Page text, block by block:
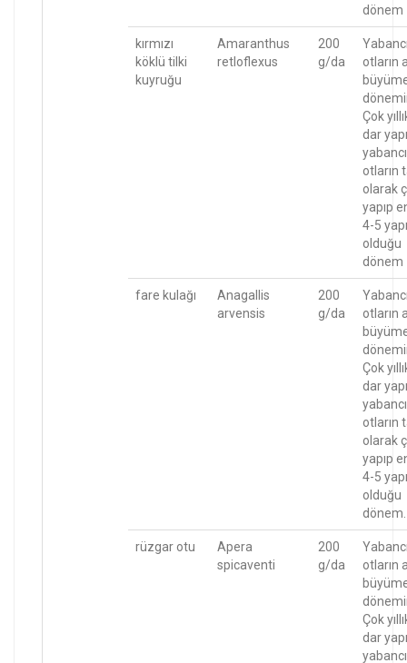
dönem
kırmızı
köklü tilki
kuyruğu
Amaranthus
retloflexus
200
g/da
otların
Çok
dar
yabancı
otların
olarak
yapıp
4-5
olduğu
dönem
fare kulağı
Anagallis
arvensis
200
g/da
otların
Çok
dar
yabancı
otların
olarak
yapıp
4-5
olduğu
dönem.
rüzgar otu
Apera
spicaventi
200
g/da
otların
Çok
dar
yabancı